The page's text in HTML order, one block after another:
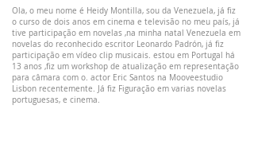
Ola, o meu nome é Heidy Montilla, sou da Venezuela, já fiz
o curso de dois anos em cinema e televisão no meu país, já
tive participação em novelas ,na minha natal Venezuela em
novelas do reconhecido escritor Leonardo Padrón, já fiz
participação em vídeo clip musicais. estou em Portugal há
13 anos ,fiz um workshop de atualização em representação
para câmara com o. actor Eric Santos na Mooveestudio
Lisbon recentemente. Já fiz Figuração em varias novelas
portuguesas, e cinema.